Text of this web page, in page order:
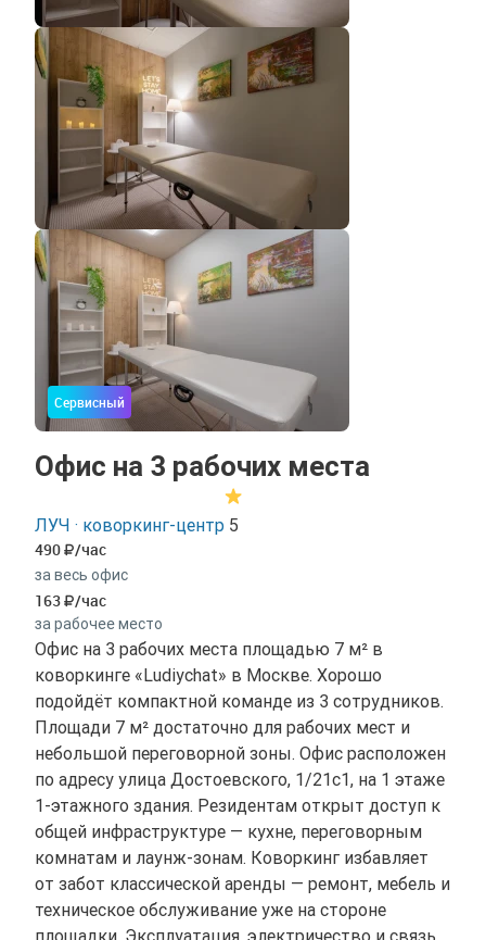
Сервисный
Офис на 3 рабочих места
ЛУЧ · коворкинг-центр 5
490 /час
за весь офис
163 /час
за рабочее место
Офис на 3 рабочих места площадью 7 м² в
коворкинге «Ludiychat» в Москве. Хорошо
подойдёт компактной команде из 3 сотрудников.
Площади 7 м² достаточно для рабочих мест и
небольшой переговорной зоны. Офис расположен
по адресу улица Достоевского, 1/21с1, на 1 этаже
1-этажного здания. Резидентам открыт доступ к
общей инфраструктуре — кухне, переговорным
комнатам и лаунж-зонам. Коворкинг избавляет
от забот классической аренды — ремонт, мебель и
техническое обслуживание уже на стороне
площадки. Эксплуатация, электричество и связь